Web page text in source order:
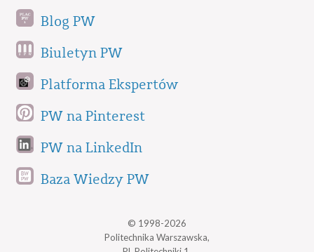
Blog PW
Biuletyn PW
Platforma Ekspertów
PW na Pinterest
PW na LinkedIn
Baza Wiedzy PW
© 1998-2026
Politechnika Warszawska,